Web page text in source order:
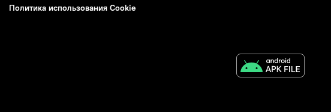
Политика использования Cookie